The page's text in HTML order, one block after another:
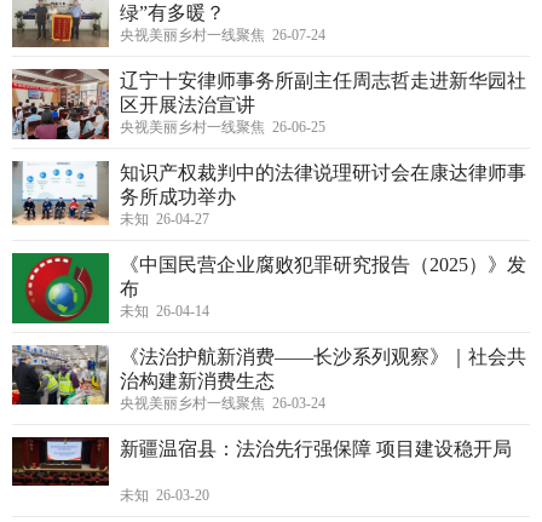
绿”有多暖？
央视美丽乡村一线聚焦 26-07-24
辽宁十安律师事务所副主任周志哲走进新华园社
区开展法治宣讲
央视美丽乡村一线聚焦 26-06-25
知识产权裁判中的法律说理研讨会在康达律师事
务所成功举办
未知 26-04-27
《中国民营企业腐败犯罪研究报告（2025）》发
布
未知 26-04-14
《法治护航新消费——长沙系列观察》｜社会共
治构建新消费生态
央视美丽乡村一线聚焦 26-03-24
新疆温宿县：法治先行强保障 项目建设稳开局
未知 26-03-20